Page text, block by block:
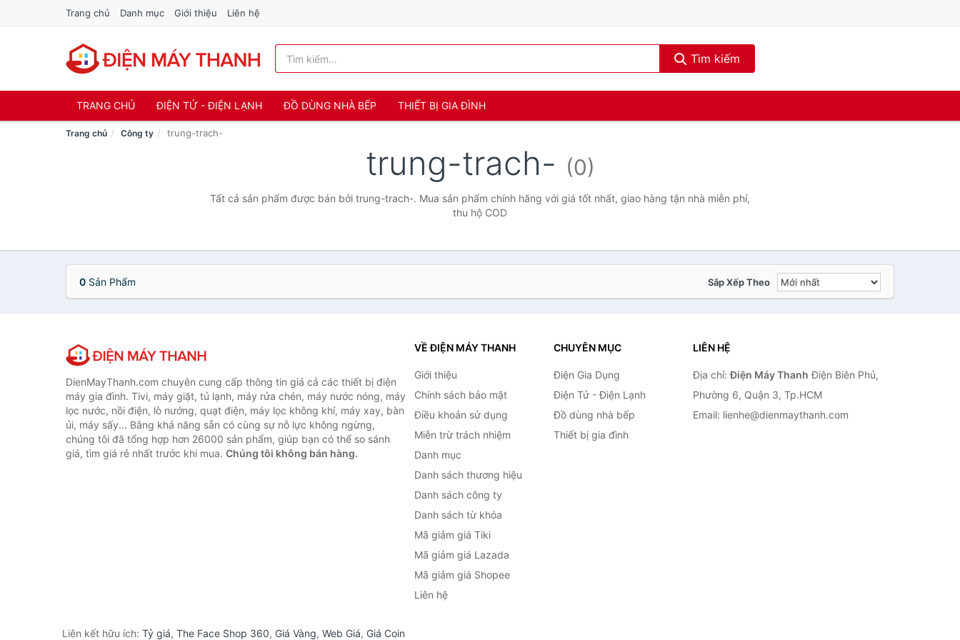
Trang chủ Danh mục Giới thiệu Liên hệ
Tìm kiếm
TRANG CHỦ ĐIỆN TỬ - ĐIỆN LẠNH ĐỒ DÙNG NHÀ BẾP THIẾT BỊ GIA ĐÌNH
Trang chủ Công ty trung-trach-
trung-trach- (0)
Tất cả sản phẩm được bán bởi trung-trach-. Mua sản phẩm chính hãng với giá tốt nhất, giao hàng tận nhà miễn phí,
thu hộ COD
0 Sản Phẩm Sắp Xếp Theo
DienMayThanh.com chuyên cung cấp thông tin giá cả các thiết bị điện
máy gia đình. Tivi, máy giặt, tủ lạnh, máy rửa chén, máy nước nóng, máy
lọc nước, nồi điện, lò nướng, quạt điện, máy lọc không khí, máy xay, bàn
ủi, máy sấy... Bằng khả năng sẵn có cùng sự nỗ lực không ngừng,
chúng tôi đã tổng hợp hơn 26000 sản phẩm, giúp bạn có thể so sánh
giá, tìm giá rẻ nhất trước khi mua. Chúng tôi không bán hàng.
VỀ ĐIỆN MÁY THANH
Giới thiệu
Chính sách bảo mật
Điều khoản sử dụng
Miễn trừ trách nhiệm
Danh mục
Danh sách thương hiệu
Danh sách công ty
Danh sách từ khóa
Mã giảm giá Tiki
Mã giảm giá Lazada
Mã giảm giá Shopee
Liên hệ
CHUYÊN MỤC
Điện Gia Dụng
Điện Tử - Điện Lạnh
Đồ dùng nhà bếp
Thiết bị gia đình
LIÊN HỆ
Địa chỉ:Điện Máy Thanh Điện Biên Phủ,
Phường 6, Quận 3, Tp.HCM
Email: lienhe@dienmaythanh.com
Liên kết hữu ích: Tỷ giá, The Face Shop 360, Giá Vàng, Web Giá, Giá Coin